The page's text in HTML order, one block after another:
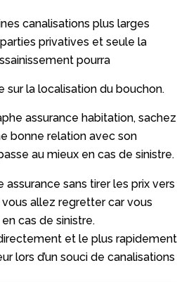
canalisations plus larges
privatives et seule la
pourra
sur la localisation du bouchon.
assurance habitation, sachez
bonne relation avec son
au mieux en cas de sinistre.
assurance sans tirer les prix vers
allez regretter car vous
cas de sinistre.
et le plus rapidement
lors d’un souci de canalisations